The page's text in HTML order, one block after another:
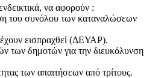
να αφορούν :
του συνόλου των καταναλώσεων
εισπραχθεί (ΔΕΥΑΡ).
των δημοτών για την διευκόλυνση
των απαιτήσεων από τρίτους.